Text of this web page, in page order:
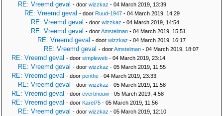
RE: Vreemd geval - door wizzkaz - 04 March 2019, 13:39
RE: Vreemd geval - door Ruud-1947 - 04 March 2019, 14:29
RE: Vreemd geval - door wizzkaz - 04 March 2019, 14:54
RE: Vreemd geval - doorAmstelman - 04 March 2019, 15:51
RE: Vreemd geval - door wizzkaz - 04 March 2019, 16:17
RE: Vreemd geval - doorAmstelman - 04 March 2019, 18:07
RE: Vreemd geval - door simpleweb - 04 March 2019, 23:14
RE: Vreemd geval - door wizzkaz - 05 March 2019, 11:55
RE: Vreemd geval - door penthe - 04 March 2019, 23:33
RE: Vreemd geval - door wizzkaz - 05 March 2019, 11:58
RE: Vreemd geval - door evertmouw - 05 March 2019, 4:58
RE: Vreemd geval - door Karel75 - 05 March 2019, 11:56
RE: Vreemd geval - door wizzkaz - 05 March 2019, 12:10